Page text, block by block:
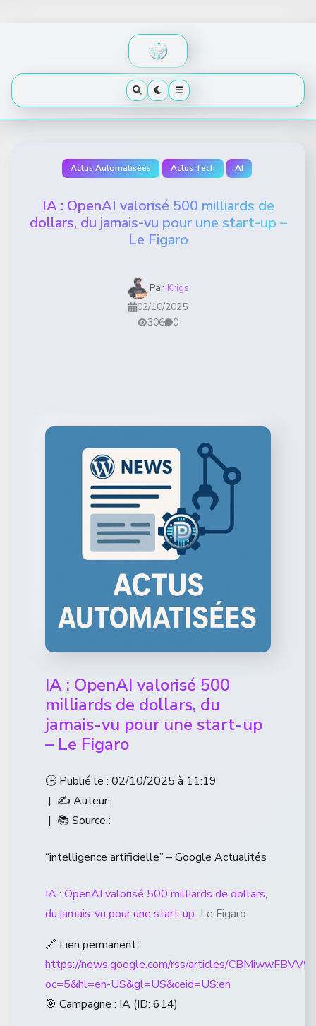
Actus Automatisées Actus Tech AI
IA : OpenAI valorisé 500 milliards de
dollars, du jamais-vu pour une start-up –
Le Figaro
Par Krigs
02/10/2025
306
0
IA : OpenAI valorisé 500
milliards de dollars, du
jamais-vu pour une start-up
– Le Figaro
🕒 Publié le : 02/10/2025 à 11:19
| ✍️ Auteur :
| 📚 Source :
“intelligence artificielle” – Google Actualités
IA : OpenAI valorisé 500 milliards de dollars,
du jamais-vu pour une start-up Le Figaro
🔗 Lien permanent :
https://news.google.com/rss/articles/
oc=5&hl=en-US&gl=US&ceid=US:en
🎯 Campagne : IA (ID: 614)